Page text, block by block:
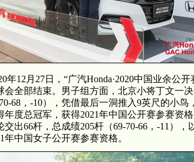
年12月27日，“广汽Honda·2020中国业余公开
会全部结束。男子组方面，北京小将丁文一
68，-10），凭借最后一洞推入9英尺的小鸟
度总冠军，获得2021年中国公开赛参赛资格
出66杆，总成绩205杆（69-70-66，-11），
年中国女子公开赛参赛资格。